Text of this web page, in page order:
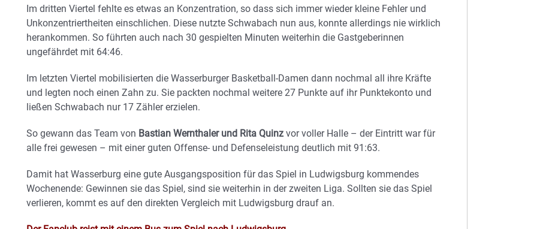
Im dritten Viertel fehlte es etwas an Konzentration, so dass sich immer wieder kleine Fehler und
Unkonzentriertheiten einschlichen. Diese nutzte Schwabach nun aus, konnte allerdings nie wirklich
herankommen. So führten auch nach 30 gespielten Minuten weiterhin die Gastgeberinnen
ungefährdet mit 64:46.
Im letzten Viertel mobilisierten die Wasserburger Basketball-Damen dann nochmal all ihre Kräfte
und legten noch einen Zahn zu. Sie packten nochmal weitere 27 Punkte auf ihr Punktekonto und
ließen Schwabach nur 17 Zähler erzielen.
So gewann das Team von Bastian Wernthaler und Rita Quinz vor voller Halle – der Eintritt war für
alle frei gewesen – mit einer guten Offense- und Defenseleistung deutlich mit 91:63.
Damit hat Wasserburg eine gute Ausgangsposition für das Spiel in Ludwigsburg kommendes
Wochenende: Gewinnen sie das Spiel, sind sie weiterhin in der zweiten Liga. Sollten sie das Spiel
verlieren, kommt es auf den direkten Vergleich mit Ludwigsburg drauf an.